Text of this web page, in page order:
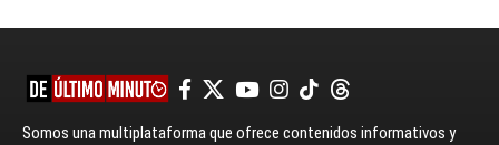
Somos una multiplataforma que ofrece contenidos informativos y